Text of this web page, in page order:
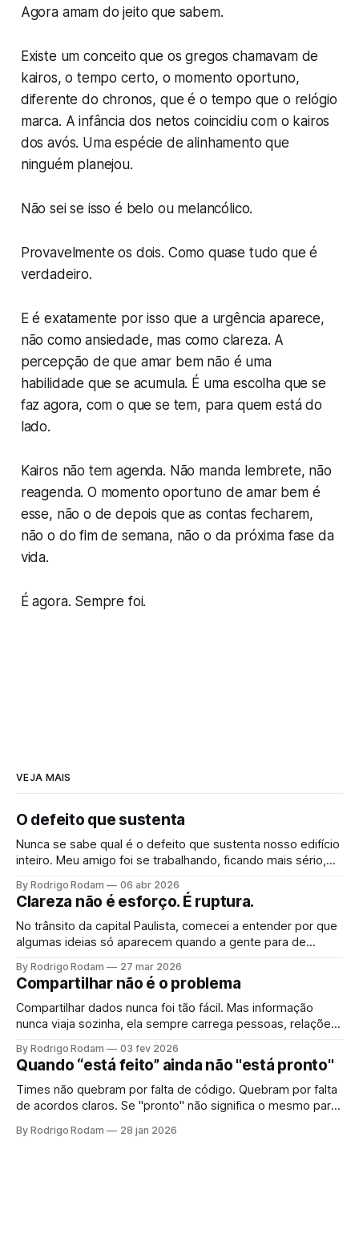
Agora amam do jeito que sabem.
Existe um conceito que os gregos chamavam de
kairos, o tempo certo, o momento oportuno,
diferente do chronos, que é o tempo que o relógio
marca. A infância dos netos coincidiu com o kairos
dos avós. Uma espécie de alinhamento que
ninguém planejou.
Não sei se isso é belo ou melancólico.
Provavelmente os dois. Como quase tudo que é
verdadeiro.
E é exatamente por isso que a urgência aparece,
não como ansiedade, mas como clareza. A
percepção de que amar bem não é uma
habilidade que se acumula. É uma escolha que se
faz agora, com o que se tem, para quem está do
lado.
Kairos não tem agenda. Não manda lembrete, não
reagenda. O momento oportuno de amar bem é
esse, não o de depois que as contas fecharem,
não o do fim de semana, não o da próxima fase da
vida.
É agora. Sempre foi.
VEJA MAIS
O defeito que sustenta
Nunca se sabe qual é o defeito que sustenta nosso edifício
inteiro. Meu amigo foi se trabalhando, ficando mais sério,
percebeu que era fundação quando o teto rachou.
By Rodrigo Rodam 06 abr 2026
Clareza não é esforço. É ruptura.
No trânsito da capital Paulista, comecei a entender por que
algumas ideias só aparecem quando a gente para de
By Rodrigo Rodam 27 mar 2026
Compartilhar não é o problema
Compartilhar dados nunca foi tão fácil. Mas informação
nunca viaja sozinha, ela sempre carrega pessoas, relações
ilusão de que dados anonimizados impedem inferência
quando cruzados com outras fontes.
By Rodrigo Rodam 03 fev 2026
Quando “está feito” ainda não "está pronto"
Times não quebram por falta de código. Quebram por falta
de acordos claros. Se "pronto" não significa o mesmo para
By Rodrigo Rodam 28 jan 2026